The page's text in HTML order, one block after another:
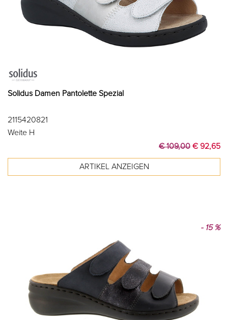
Solidus Damen Pantolette Spezial
2115420821
Weite H
€ 109,00 € 92,65
- 15 %